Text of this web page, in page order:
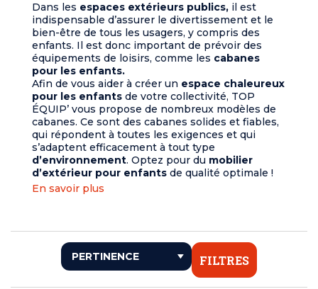
Dans les espaces extérieurs publics, il est
indispensable d’assurer le divertissement et le
bien-être de tous les usagers, y compris des
enfants. Il est donc important de prévoir des
équipements de loisirs, comme les cabanes
pour les enfants.
Afin de vous aider à créer un espace chaleureux
pour les enfants de votre collectivité, TOP
ÉQUIP’ vous propose de nombreux modèles de
cabanes. Ce sont des cabanes solides et fiables,
qui répondent à toutes les exigences et qui
s’adaptent efficacement à tout type
d’environnement. Optez pour du mobilier
d’extérieur pour enfants de qualité optimale !
En savoir plus
FILTRES